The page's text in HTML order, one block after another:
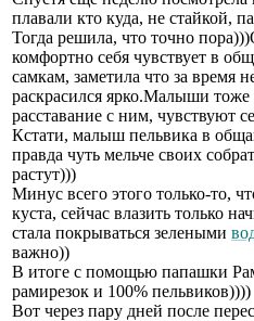
плавали кто куда, не стайкой,
Тогда решила, что точно
комфортно себя чувствует в
самкам, заметила что за время
раскрасился ярко.Малыши тоже
расставание с ним, чувствуют
Кстати, малыш пельвика в
правда чуть мельче своих
растут)))
Минус всего этого только-то,
куста, сейчас влазить только
стала покрываться зелеными
важно))
В итоге с помощью папашки
рамирезок и 100% пельвиков))))
Вот через пару дней после